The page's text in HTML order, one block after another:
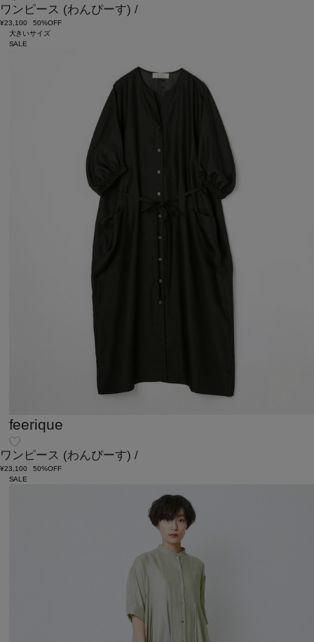
ワンピース (わんぴーす) /
¥23,100
50%OFF
大きいサイズ
SALE
feerique
ワンピース (わんぴーす) /
¥23,100
50%OFF
SALE